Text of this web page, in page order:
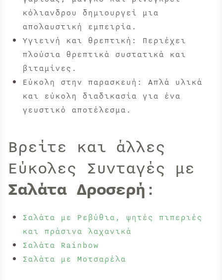
κόλιανδρου δημιουργεί μια
απολαυστική εμπειρία.
Υγιεινή και θρεπτική: Περιέχει
πλούσια θρεπτικά συστατικά και
βιταμίνες.
Εύκολη στην παρασκευή: Απλά υλικά
και εύκολη διαδικασία για ένα
γευστικό αποτέλεσμα.
Βρείτε και άλλες
Εύκολες Συνταγές με
Σαλάτα Δροσερή:
Σαλάτα με Ρεβύθια, ψητές πιπεριές
και πράσινα λαχανικά
Σαλάτα Rainbow
Σαλάτα με Μοτσαρέλα